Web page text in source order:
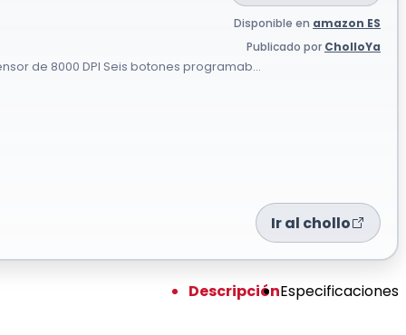
Disponible en amazon ES
Publicado por CholloYa
de 8000 DPI Seis botones programab...
Ir al chollo
DescripciónEspecificaciones